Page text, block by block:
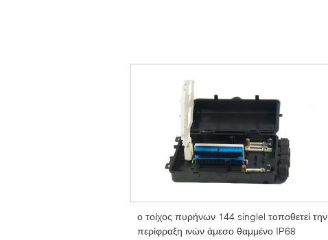
ο τοίχος πυρήνων 144 singlel τοποθετεί την
περίφραξη ινών άμεσο θαμμένο IP68